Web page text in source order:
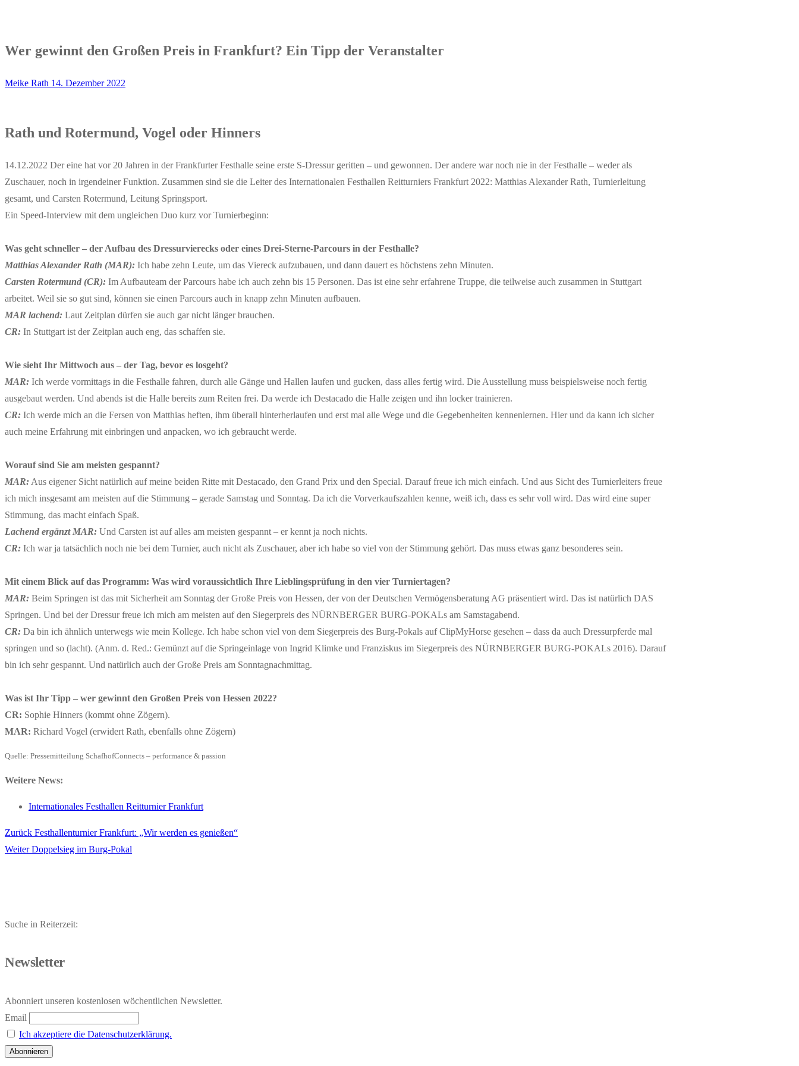
Wer gewinnt den Großen Preis in Frankfurt? Ein Tipp der Veranstalter
Meike Rath 14. Dezember 2022
Rath und Rotermund, Vogel oder Hinners
14.12.2022 Der eine hat vor 20 Jahren in der Frankfurter Festhalle seine erste S-Dressur geritten – und gewonnen. Der andere war noch nie in der Festhalle – weder als
Zuschauer, noch in irgendeiner Funktion. Zusammen sind sie die Leiter des Internationalen Festhallen Reitturniers Frankfurt 2022: Matthias Alexander Rath, Turnierleitung
gesamt, und Carsten Rotermund, Leitung Springsport.
Ein Speed-Interview mit dem ungleichen Duo kurz vor Turnierbeginn:
Was geht schneller – der Aufbau des Dressurvierecks oder eines Drei-Sterne-Parcours in der Festhalle?
Matthias Alexander Rath (MAR): Ich habe zehn Leute, um das Viereck aufzubauen, und dann dauert es höchstens zehn Minuten.
Carsten Rotermund (CR): Im Aufbauteam der Parcours habe ich auch zehn bis 15 Personen. Das ist eine sehr erfahrene Truppe, die teilweise auch zusammen in Stuttgart
arbeitet. Weil sie so gut sind, können sie einen Parcours auch in knapp zehn Minuten aufbauen.
MAR lachend: Laut Zeitplan dürfen sie auch gar nicht länger brauchen.
CR: In Stuttgart ist der Zeitplan auch eng, das schaffen sie.
Wie sieht Ihr Mittwoch aus – der Tag, bevor es losgeht?
MAR: Ich werde vormittags in die Festhalle fahren, durch alle Gänge und Hallen laufen und gucken, dass alles fertig wird. Die Ausstellung muss beispielsweise noch fertig
ausgebaut werden. Und abends ist die Halle bereits zum Reiten frei. Da werde ich Destacado die Halle zeigen und ihn locker trainieren.
CR: Ich werde mich an die Fersen von Matthias heften, ihm überall hinterherlaufen und erst mal alle Wege und die Gegebenheiten kennenlernen. Hier und da kann ich sicher
auch meine Erfahrung mit einbringen und anpacken, wo ich gebraucht werde.
Worauf sind Sie am meisten gespannt?
MAR: Aus eigener Sicht natürlich auf meine beiden Ritte mit Destacado, den Grand Prix und den Special. Darauf freue ich mich einfach. Und aus Sicht des Turnierleiters freue
ich mich insgesamt am meisten auf die Stimmung – gerade Samstag und Sonntag. Da ich die Vorverkaufszahlen kenne, weiß ich, dass es sehr voll wird. Das wird eine super
Stimmung, das macht einfach Spaß.
Lachend ergänzt MAR: Und Carsten ist auf alles am meisten gespannt – er kennt ja noch nichts.
CR: Ich war ja tatsächlich noch nie bei dem Turnier, auch nicht als Zuschauer, aber ich habe so viel von der Stimmung gehört. Das muss etwas ganz besonderes sein.
Mit einem Blick auf das Programm: Was wird voraussichtlich Ihre Lieblingsprüfung in den vier Turniertagen?
MAR: Beim Springen ist das mit Sicherheit am Sonntag der Große Preis von Hessen, der von der Deutschen Vermögensberatung AG präsentiert wird. Das ist natürlich DAS
Springen. Und bei der Dressur freue ich mich am meisten auf den Siegerpreis des NÜRNBERGER BURG-POKALs am Samstagabend.
CR: Da bin ich ähnlich unterwegs wie mein Kollege. Ich habe schon viel von dem Siegerpreis des Burg-Pokals auf ClipMyHorse gesehen – dass da auch Dressurpferde mal
springen und so (lacht). (Anm. d. Red.: Gemünzt auf die Springeinlage von Ingrid Klimke und Franziskus im Siegerpreis des NÜRNBERGER BURG-POKALs 2016). Darauf
bin ich sehr gespannt. Und natürlich auch der Große Preis am Sonntagnachmittag.
Was ist Ihr Tipp – wer gewinnt den Großen Preis von Hessen 2022?
CR: Sophie Hinners (kommt ohne Zögern).
MAR: Richard Vogel (erwidert Rath, ebenfalls ohne Zögern)
Quelle: Pressemitteilung SchafhofConnects – performance & passion
Weitere News:
Internationales Festhallen Reitturnier Frankfurt
Beitragsnavigation
Zurück Vorheriger
Beitrag:
Festhallenturnier Frankfurt: „Wir werden es genießen“
Weiter Nächster
Doppelsieg im Burg-Pokal
Suche in Reiterzeit:
Newsletter
Abonniert unseren kostenlosen wöchentlichen Newsletter.
Email
Ich akzeptiere die Datenschutzerklärung.